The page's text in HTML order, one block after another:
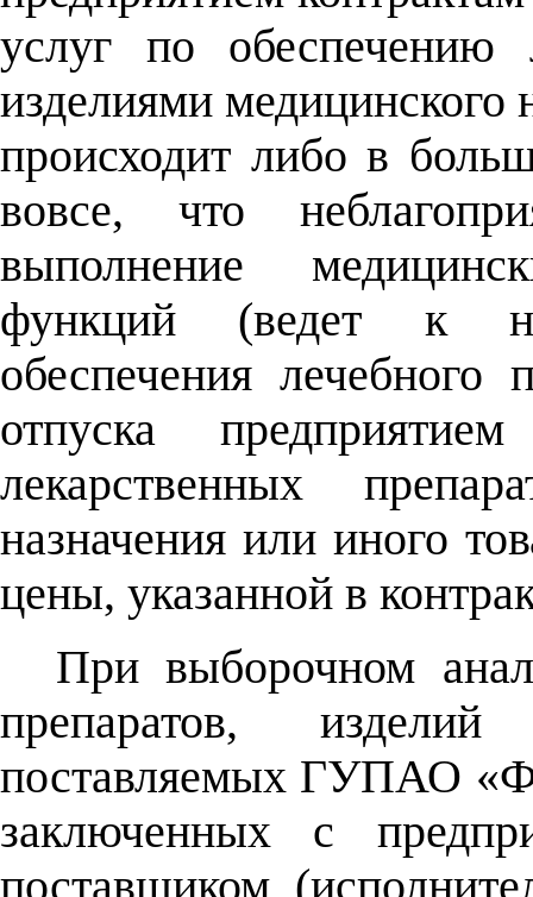
услуг по обеспечению
изделиями медицинского
происходит либо в
вовсе, что
выполнение
функций (ведет к
обеспечения лечебного
отпуска
лекарственных
назначения или иного
цены, указанной в
При выборочном
препаратов, изделий
поставляемых ГУПАО
заключенных с
поставщиком